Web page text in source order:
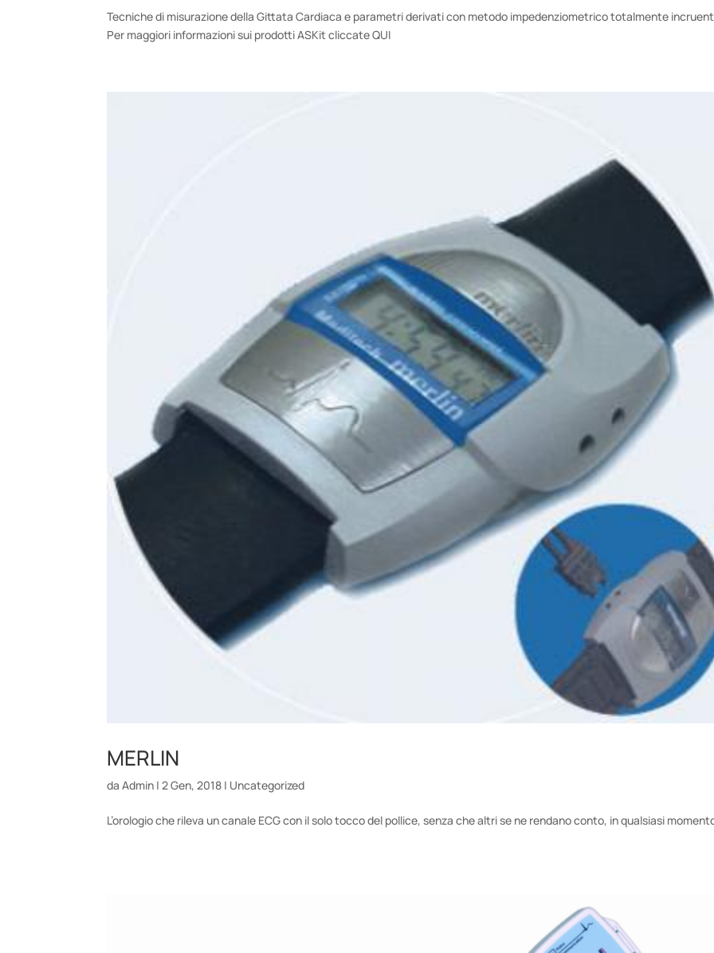
Tecniche di misurazione della Gittata Cardiaca e parametri derivati con metodo impedenziometrico totalmente
Per maggiori informazioni sui prodotti ASKit cliccate QUI
MERLIN
daAdmin |2 Gen, 2018 | Uncategorized
L’orologio che rileva un canale ECG con il solo tocco del pollice, senza che altri se ne rendano conto, in qualsiasi